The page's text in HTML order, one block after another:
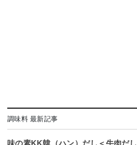
調味料 最新記事
味の素KK韓（ハン）だし＜牛肉だし